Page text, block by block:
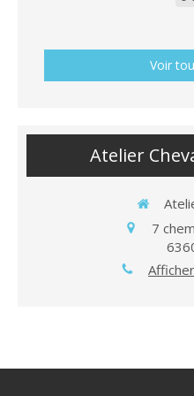
Voir
Atelier
7